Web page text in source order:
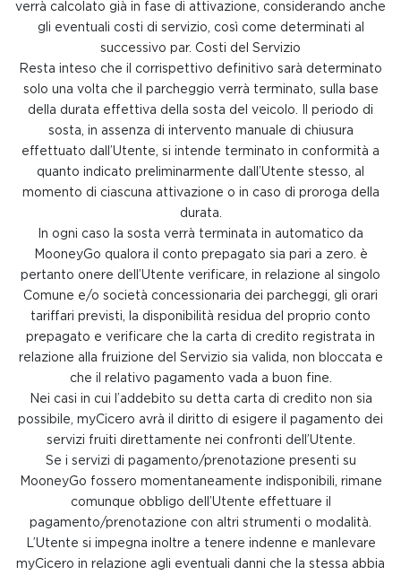
verrà calcolato già in fase di attivazione, considerando anche
gli eventuali costi di servizio, così come determinati al
successivo par. Costi del Servizio
Resta inteso che il corrispettivo definitivo sarà determinato
solo una volta che il parcheggio verrà terminato, sulla base
della durata effettiva della sosta del veicolo. Il periodo di
sosta, in assenza di intervento manuale di chiusura
effettuato dall’Utente, si intende terminato in conformità a
quanto indicato preliminarmente dall’Utente stesso, al
momento di ciascuna attivazione o in caso di proroga della
durata.
In ogni caso la sosta verrà terminata in automatico da
MooneyGo qualora il conto prepagato sia pari a zero. è
pertanto onere dell’Utente verificare, in relazione al singolo
Comune e/o società concessionaria dei parcheggi, gli orari
tariffari previsti, la disponibilità residua del proprio conto
prepagato e verificare che la carta di credito registrata in
relazione alla fruizione del Servizio sia valida, non bloccata e
che il relativo pagamento vada a buon fine.
Nei casi in cui l’addebito su detta carta di credito non sia
possibile, myCicero avrà il diritto di esigere il pagamento dei
servizi fruiti direttamente nei confronti dell’Utente.
Se i servizi di pagamento/prenotazione presenti su
MooneyGo fossero momentaneamente indisponibili, rimane
comunque obbligo dell’Utente effettuare il
pagamento/prenotazione con altri strumenti o modalità.
L’Utente si impegna inoltre a tenere indenne e manlevare
myCicero in relazione agli eventuali danni che la stessa abbia